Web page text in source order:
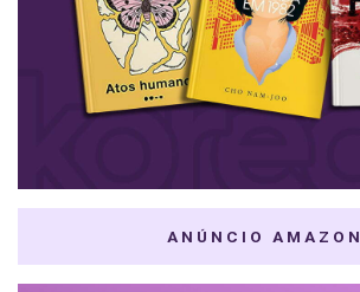
ANÚNCIO AMAZON